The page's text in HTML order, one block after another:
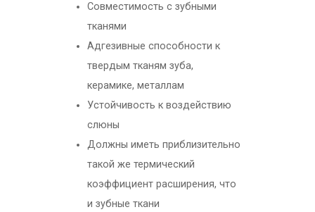
Совместимость с зубными
тканями
Адгезивные способности к
твердым тканям зуба,
керамике, металлам
Устойчивость к воздействию
слюны
Должны иметь приблизительно
такой же термический
коэффициент расширения, что
и зубные ткани